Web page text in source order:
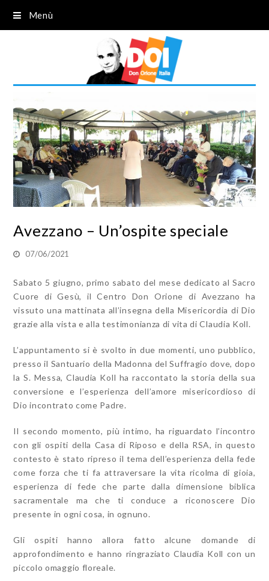
Menù
Avezzano – Un’ospite speciale
07/06/2021
Sabato 5 giugno, primo sabato del mese dedicato al Sacro
Cuore di Gesù, il Centro Don Orione di Avezzano ha
vissuto una mattinata all’insegna della Misericordia di Dio
grazie alla vista e alla testimonianza di vita di Claudia Koll.
L’appuntamento si è svolto in due momenti, uno pubblico,
presso il Santuario della Madonna del Suffragio dove, dopo
la S. Messa, Claudia Koll ha raccontato la storia della sua
conversione e l’esperienza dell’amore misericordioso di
Dio incontrato come Padre.
Il secondo momento, più intimo, ha riguardato l’incontro
con gli ospiti della Casa di Riposo e della RSA, in questo
contesto è stato ripreso il tema dell’esperienza della fede
come forza che ti fa attraversare la vita ricolma di gioia,
esperienza di fede che parte dalla dimensione biblica
sacramentale ma che ti conduce a riconoscere Dio
presente in ogni cosa, in ognuno.
Gli ospiti hanno allora fatto alcune domande di
approfondimento e hanno ringraziato Claudia Koll con un
piccolo omaggio floreale.